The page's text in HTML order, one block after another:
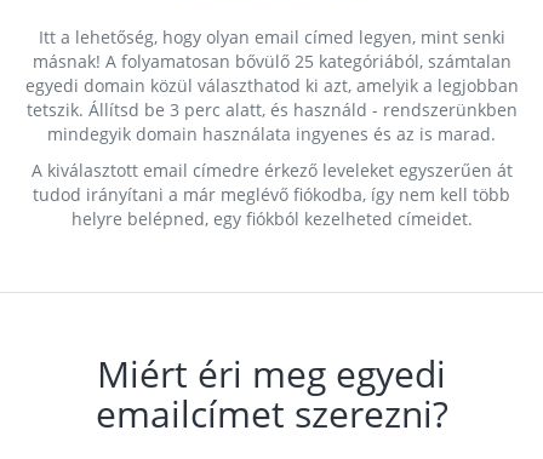
Itt a lehetőség, hogy olyan email címed legyen, mint senki
másnak! A folyamatosan bővülő 25 kategóriából, számtalan
egyedi domain közül választhatod ki azt, amelyik a legjobban
tetszik. Állítsd be 3 perc alatt, és használd - rendszerünkben
mindegyik domain használata ingyenes és az is marad.
A kiválasztott email címedre érkező leveleket egyszerűen át
tudod irányítani a már meglévő fiókodba, így nem kell több
helyre belépned, egy fiókból kezelheted címeidet.
Miért éri meg egyedi
emailcímet szerezni?